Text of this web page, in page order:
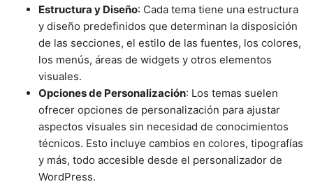
Estructura y Diseño: Cada tema tiene una estructura
y diseño predefinidos que determinan la disposición
de las secciones, el estilo de las fuentes, los colores,
los menús, áreas de widgets y otros elementos
visuales.
Opciones de Personalización: Los temas suelen
ofrecer opciones de personalización para ajustar
aspectos visuales sin necesidad de conocimientos
técnicos. Esto incluye cambios en colores, tipografías
y más, todo accesible desde el personalizador de
WordPress.